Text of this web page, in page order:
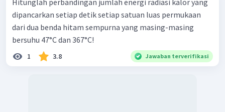
Hitunglah perbandingan jumlah energi radiasi kalor yang
dipancarkan setiap detik setiap satuan luas permukaan
dari dua benda hitam sempurna yang masing-masing
bersuhu 47°C dan 367°C!
1 3.8 Jawaban terverifikasi